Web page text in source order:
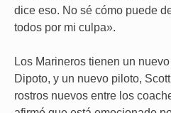
dice eso. No sé cómo puede
todos por mi culpa».
Los Marineros tienen un
Dipoto, y un nuevo piloto,
rostros nuevos entre los